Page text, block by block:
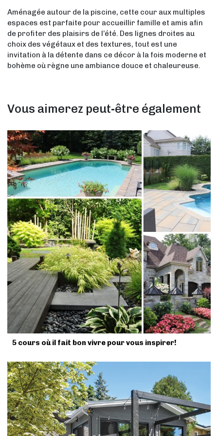
Aménagée autour de la piscine, cette cour aux multiples
espaces est parfaite pour accueillir famille et amis afin
de profiter des plaisirs de l’été. Des lignes droites au
choix des végétaux et des textures, tout est une
invitation à la détente dans ce décor à la fois moderne et
bohème où règne une ambiance douce et chaleureuse.
Vous aimerez peut-être également
5 cours où il fait bon vivre pour vous inspirer!